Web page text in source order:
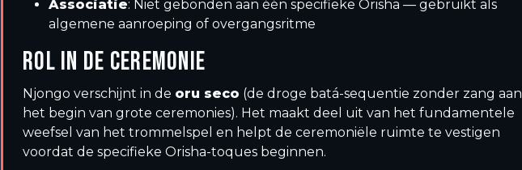
Associatie: Niet gebonden aan één specifieke Orisha — gebruikt als
algemene aanroeping of overgangsritme
ROL IN DE CEREMONIE
Njongo verschijnt in de oru seco (de droge batá-sequentie zonder zang aan
het begin van grote ceremonies). Het maakt deel uit van het fundamentele
weefsel van het trommelspel en helpt de ceremoniële ruimte te vestigen
voordat de specifieke Orisha-toques beginnen.